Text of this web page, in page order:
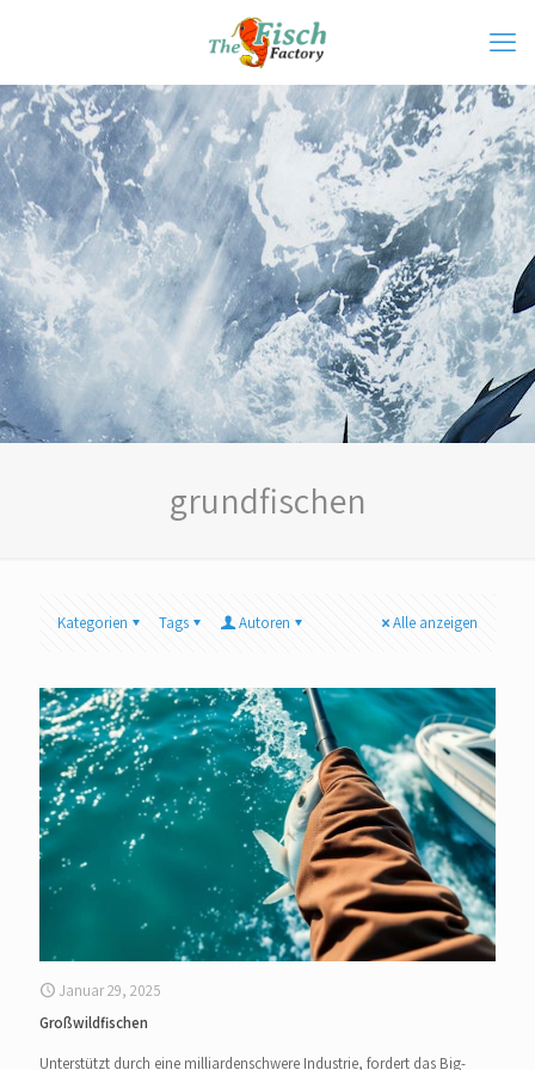
grundfischen
Kategorien Tags Autoren Alle anzeigen
Januar 29, 2025
Großwildfischen
Unterstützt durch eine milliardenschwere Industrie, fordert das Big-